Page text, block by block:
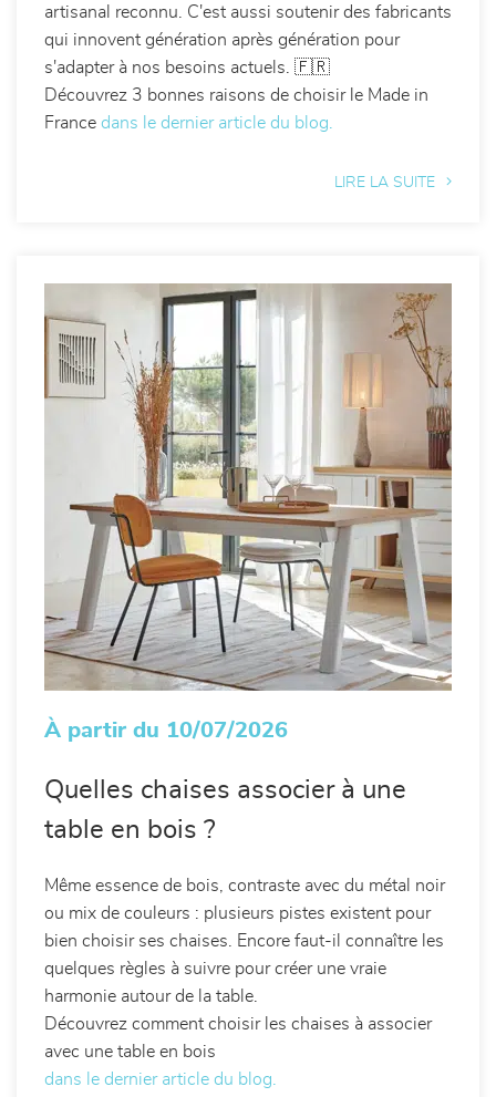
artisanal reconnu. C'est aussi soutenir des fabricants
qui innovent génération après génération pour
s'adapter à nos besoins actuels. 🇫🇷
Découvrez 3 bonnes raisons de choisir le Made in
France dans le dernier article du blog.
LIRE LA SUITE
À partir du 10/07/2026
Quelles chaises associer à une
table en bois ?
Même essence de bois, contraste avec du métal noir
ou mix de couleurs : plusieurs pistes existent pour
bien choisir ses chaises. Encore faut-il connaître les
quelques règles à suivre pour créer une vraie
harmonie autour de la table.
Découvrez comment choisir les chaises à associer
avec une table en bois
dans le dernier article du blog.